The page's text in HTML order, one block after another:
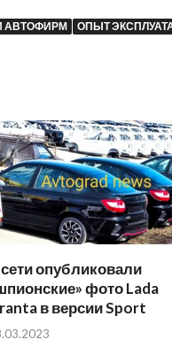
АВТОФИРМ ОПЫТ
опубликовали
фото Lada
в версии Sport